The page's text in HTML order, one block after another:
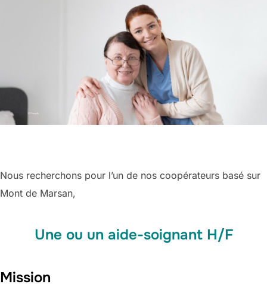
Nous recherchons pour l’un de nos coopérateurs basé sur
Mont de Marsan,
Une ou un aide-soignant H/F
Mission